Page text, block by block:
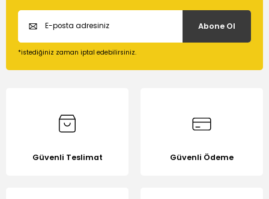
Abone Ol
*istediğiniz zaman iptal edebilirsiniz.
Güvenli Teslimat Güvenli Ödeme